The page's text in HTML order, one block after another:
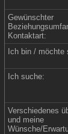
Gewünschter
Kontaktart:
Ich bin / möchte
Ich suche:
Verschiedenes
und meine
Wünsche/